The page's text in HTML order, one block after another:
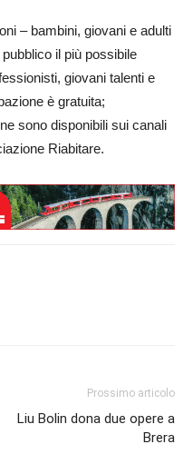
– bambini, giovani e adulti
il più possibile
giovani talenti e
è gratuita;
sono disponibili sui canali
Riabitare.
Prossimo articolo
Liu Bolin dona due opere a
Brera